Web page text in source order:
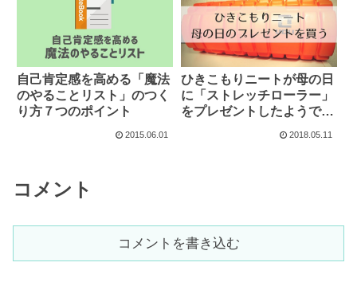
自己肯定感を高める「魔法
のやることリスト」のつく
り方７つのポイント
2015.06.01
ひきこもりニートが母の日
に「ストレッチローラー」
をプレゼントしたようで
2018.05.11
コメント
コメントを書き込む